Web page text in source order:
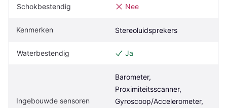
Schokbestendig Nee
Kenmerken Stereoluidsprekers
Waterbestendig Ja
Ingebouwde sensoren
Barometer,
Proximiteitsscanner,
Gyroscoop/Accelerometer,